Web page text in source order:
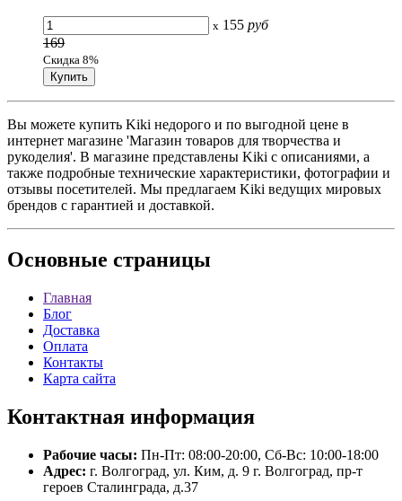
x 155 руб
169
Скидка 8%
Вы можете купить Kiki недорого и по выгодной цене в
интернет магазине 'Магазин товаров для творчества и
рукоделия'. В магазине представлены Kiki с описаниями, а
также подробные технические характеристики, фотографии и
отзывы посетителей. Мы предлагаем Kiki ведущих мировых
брендов с гарантией и доставкой.
Основные страницы
Главная
Блог
Доставка
Оплата
Контакты
Карта сайта
Контактная информация
Рабочие часы: Пн-Пт: 08:00-20:00, Сб-Вс: 10:00-18:00
Адрес: г. Волгоград, ул. Ким, д. 9 г. Волгоград, пр-т
героев Сталинграда, д.37